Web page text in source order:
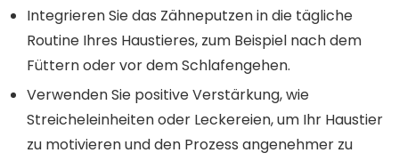
Integrieren Sie das Zähneputzen in die tägliche
Routine Ihres Haustieres, zum Beispiel nach dem
Füttern oder vor dem Schlafengehen.
Verwenden Sie positive Verstärkung, wie
Streicheleinheiten oder Leckereien, um Ihr Haustier
zu motivieren und den Prozess angenehmer zu